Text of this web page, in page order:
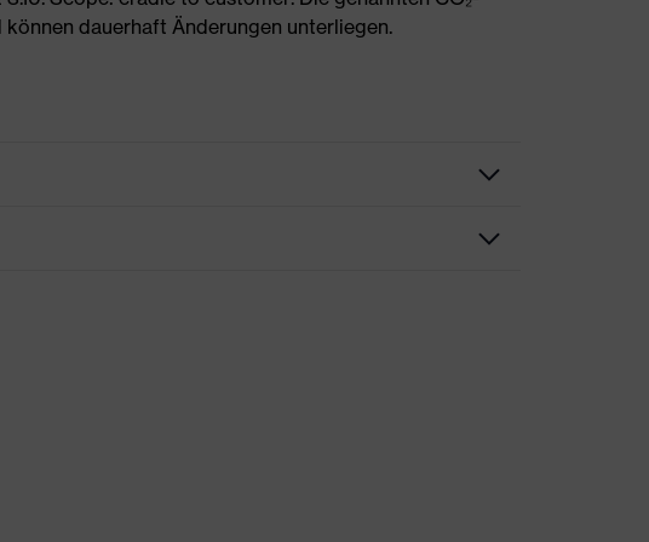
dauerhaft Änderungen unterliegen.